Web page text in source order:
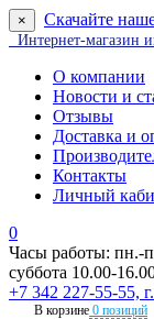
× Скачайте
Интернет-магазин
О компании
Новости и
Отзывы
Доставка и
Контакты
Личный
0
Часы работы: пн.-
суббота 10.00-
+7 342 227-55-55,
В корзине 0 позиций